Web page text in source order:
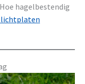
hagelbestendig
lichtplaten